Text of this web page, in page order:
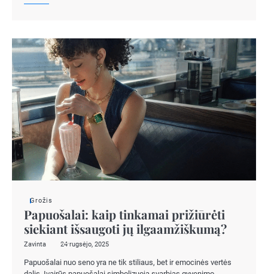
Grožis
Papuošalai: kaip tinkamai prižiūrėti
siekiant išsaugoti jų ilgaamžiškumą?
Zavinta 24 rugsėjo, 2025
Papuošalai nuo seno yra ne tik stiliaus, bet ir emocinės vertės